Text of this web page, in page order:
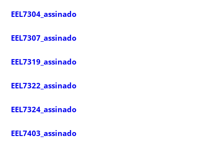
EEL7304_assinado
EEL7307_assinado
EEL7319_assinado
EEL7322_assinado
EEL7324_assinado
EEL7403_assinado